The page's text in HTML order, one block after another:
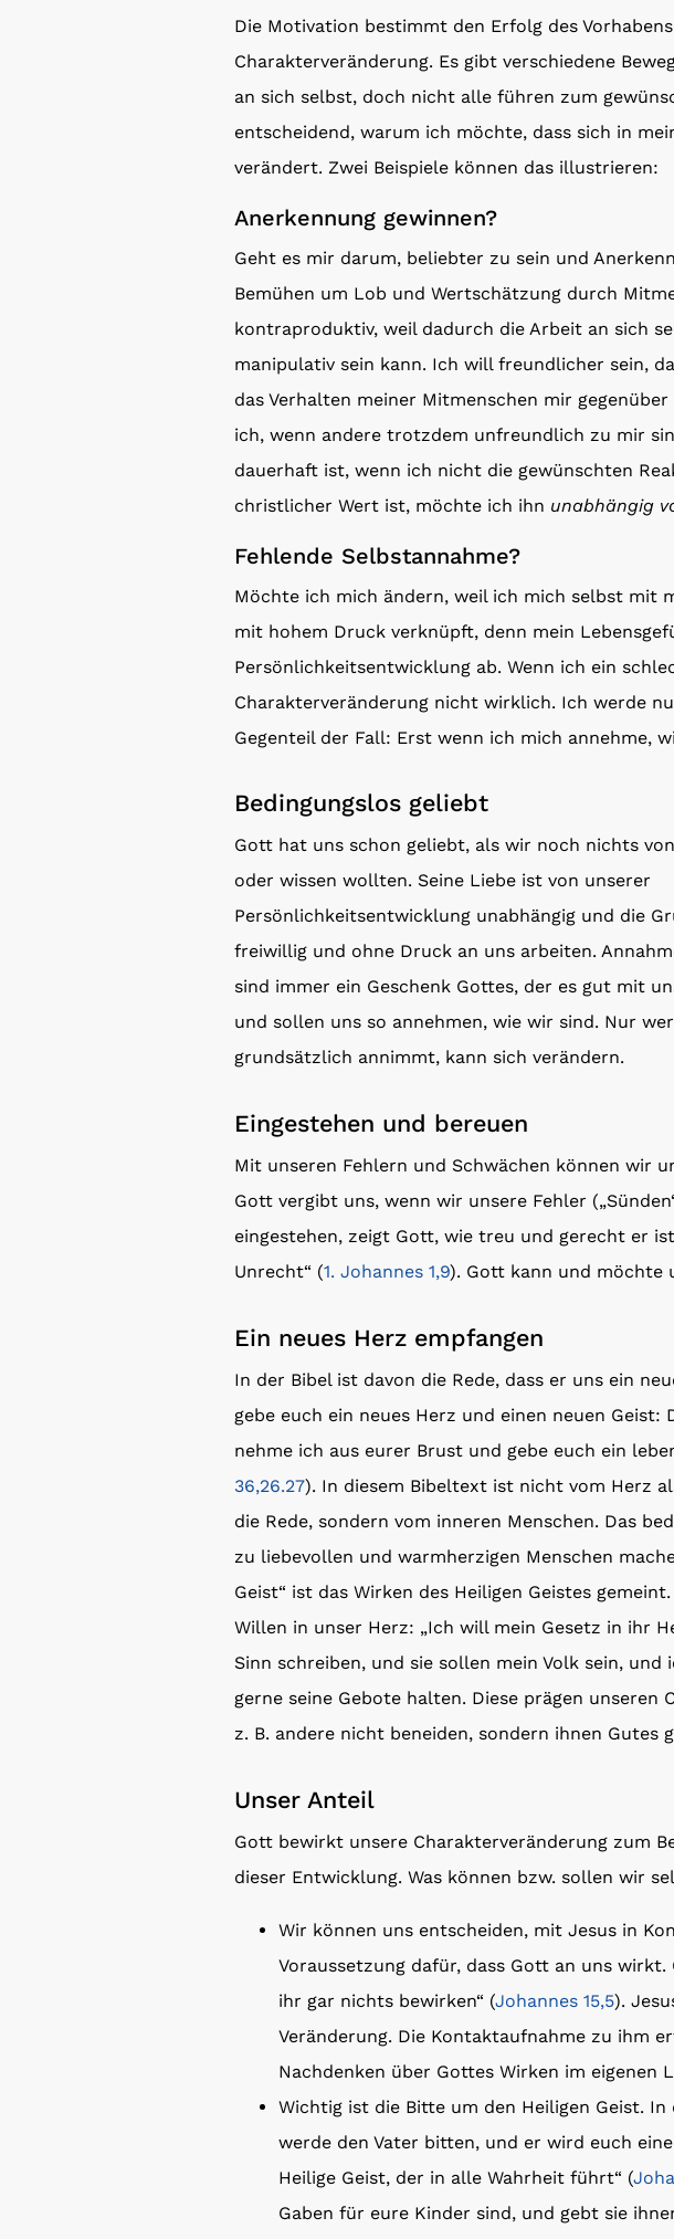
Die Motivation bestimmt den Erfolg des
Charakterveränderung. Es gibt verschiedene
an sich selbst, doch nicht alle führen zum
entscheidend, warum ich möchte, dass sich in
verändert. Zwei Beispiele können das illustrieren:
Anerkennung gewinnen?
Geht es mir darum, beliebter zu sein und
Bemühen um Lob und Wertschätzung durch
kontraproduktiv, weil dadurch die Arbeit an sich
manipulativ sein kann. Ich will freundlicher sein,
das Verhalten meiner Mitmenschen mir
ich, wenn andere trotzdem unfreundlich zu mir
dauerhaft ist, wenn ich nicht die gewünschten
christlicher Wert ist, möchte ich ihn unabhängig
Fehlende Selbstannahme?
Möchte ich mich ändern, weil ich mich selbst mit
mit hohem Druck verknüpft, denn mein
Persönlichkeitsentwicklung ab. Wenn ich ein
Charakterveränderung nicht wirklich. Ich werde
Gegenteil der Fall: Erst wenn ich mich annehme,
Bedingungslos geliebt
Gott hat uns schon geliebt, als wir noch nichts
oder wissen wollten. Seine Liebe ist von unserer
Persönlichkeitsentwicklung unabhängig und die
freiwillig und ohne Druck an uns arbeiten.
sind immer ein Geschenk Gottes, der es gut mit
und sollen uns so annehmen, wie wir sind. Nur
grundsätzlich annimmt, kann sich verändern.
Eingestehen und bereuen
Mit unseren Fehlern und Schwächen können wir
Gott vergibt uns, wenn wir unsere Fehler
eingestehen, zeigt Gott, wie treu und gerecht er
Unrecht“ (1. Johannes 1,9). Gott kann und möchte
Ein neues Herz empfangen
In der Bibel ist davon die Rede, dass er uns ein
gebe euch ein neues Herz und einen neuen Geist:
nehme ich aus eurer Brust und gebe euch ein
36,26.27). In diesem Bibeltext ist nicht vom Herz
die Rede, sondern vom inneren Menschen. Das
zu liebevollen und warmherzigen Menschen
Geist“ ist das Wirken des Heiligen Geistes
Willen in unser Herz: „Ich will mein Gesetz in ihr
Sinn schreiben, und sie sollen mein Volk sein, und
gerne seine Gebote halten. Diese prägen
z. B. andere nicht beneiden, sondern ihnen Gutes
Unser Anteil
Gott bewirkt unsere Charakterveränderung zum
dieser Entwicklung. Was können bzw. sollen wir
Wir können uns entscheiden, mit Jesus in
Voraussetzung dafür, dass Gott an uns
ihr gar nichts bewirken“ (Johannes 15,5).
Veränderung. Die Kontaktaufnahme zu ihm
Nachdenken über Gottes Wirken im eigenen
Wichtig ist die Bitte um den Heiligen Geist.
werde den Vater bitten, und er wird euch
Heilige Geist, der in alle Wahrheit führt“ (
Gaben für eure Kinder sind, und gebt sie